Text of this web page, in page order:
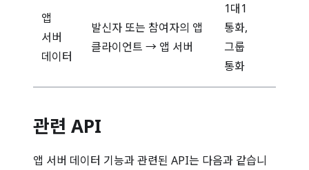
앱
서버
데이터
발신자 또는 참여자의 앱
클라이언트 → 앱 서버
1대1
통화,
그룹
통화
관련 API
앱 서버 데이터 기능과 관련된 API는 다음과 같습니